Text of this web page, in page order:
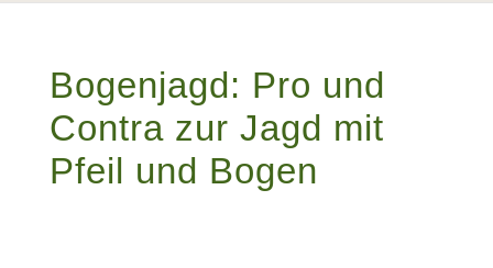
Bogenjagd: Pro und
Contra zur Jagd mit
Pfeil und Bogen